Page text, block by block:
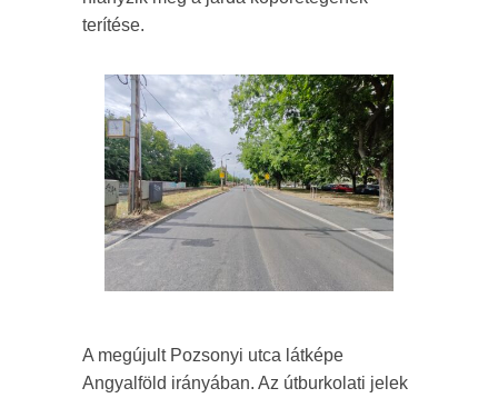
terítése.
A megújult Pozsonyi utca látképe
Angyalföld irányában. Az útburkolati jelek